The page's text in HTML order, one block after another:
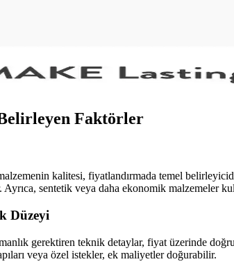
göz farının kalıcılığını artıran
Faktörler
kalitesi, fiyatlandırmada temel
sentetik veya daha ekonomik malzemeler
Düzeyi
gerektiren teknik detaylar, fiyat üzerinde
veya özel istekler, ek maliyetler doğurabilir.